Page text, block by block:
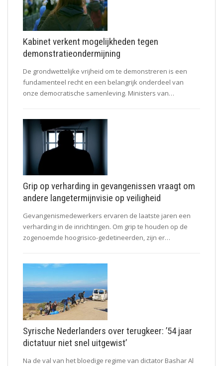
Kabinet verkent mogelijkheden tegen
demonstratieondermijning
De grondwettelijke vrijheid om te demonstreren is een
fundamenteel recht en een belangrijk onderdeel van
onze democratische samenleving. Ministers van…
Grip op verharding in gevangenissen vraagt om
andere langetermijnvisie op veiligheid
Gevangenismedewerkers ervaren de laatste jaren een
verharding in de inrichtingen. Om grip te houden op de
zogenoemde hoogrisico-gedetineerden, zijn er…
Syrische Nederlanders over terugkeer: ’54 jaar
dictatuur niet snel uitgewist’
Na de val van het bloedige regime van dictator Bashar Al